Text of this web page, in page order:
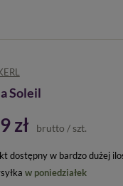
Soleil
zł brutto / szt.
dostępny w bardzo dużej
w poniedziałek